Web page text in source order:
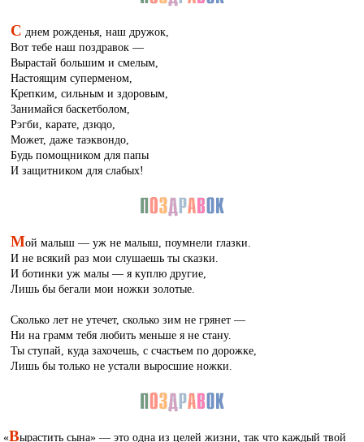
С днем рожденья, наш дружок,
Вот тебе наш поздравок —
Вырастай большим и смелым,
Настоящим суперменом,
Крепким, сильным и здоровым,
Занимайся баскетболом,
Рэгби, карате, дзюдо,
Может, даже таэквондо,
Будь помощником для папы
И защитником для слабых!
Мой малыш — уж не малыш, поумнели глазки.
И не всякий раз мои слушаешь ты сказки.
И ботинки уж малы — я куплю другие,
Лишь бы бегали мои ножки золотые.
Сколько лет не утечет, сколько зим не грянет —
Ни на грамм тебя любить меньше я не стану.
Ты ступай, куда захочешь, с счастьем по дорожке,
Лишь бы только не устали выросшие ножки.
«Вырастить сына» — это одна из целей жизни, так что каждый твой